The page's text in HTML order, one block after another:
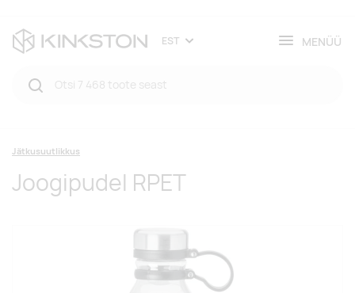
EST MENÜÜ
Jätkusuutlikkus
Joogipudel RPET